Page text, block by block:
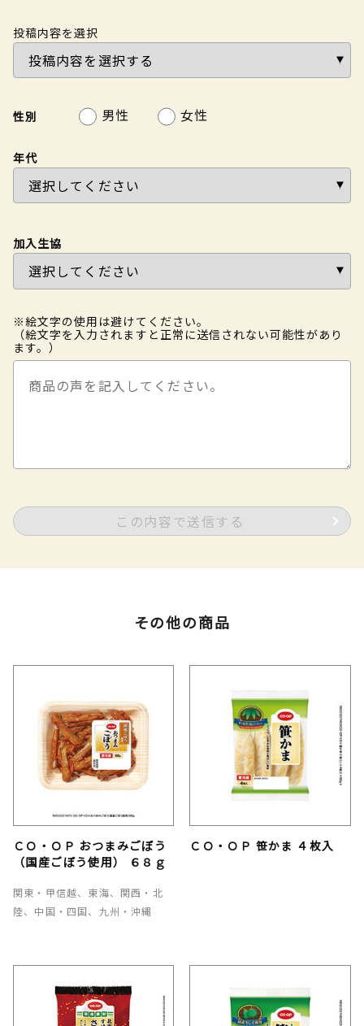
投稿内容を選択
性別 男性 女性
年代
加入生協
※絵文字の使用は避けてください。
（絵文字を入力されますと正常に送信されない可能性があり
ます。）
この内容で送信する
その他の商品
ＣＯ・ＯＰ おつまみごぼう
（国産ごぼう使用） ６８ｇ
関東・甲信越、東海、関西・北
陸、中国・四国、九州・沖縄
ＣＯ・ＯＰ 笹かま ４枚入